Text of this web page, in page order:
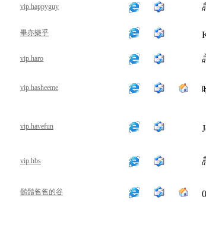
vip.happyguy
畢亦樂乎
vip.haro
vip.hasheeme
vip.havefun
vip.hbs
鬍鬚爸爸的谷